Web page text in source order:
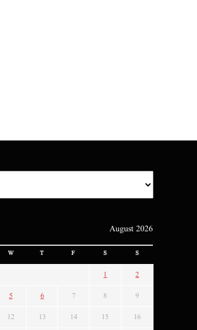
August 2026
W T F S S
1 2
5 6 7 8 9
12 13 14 15 16